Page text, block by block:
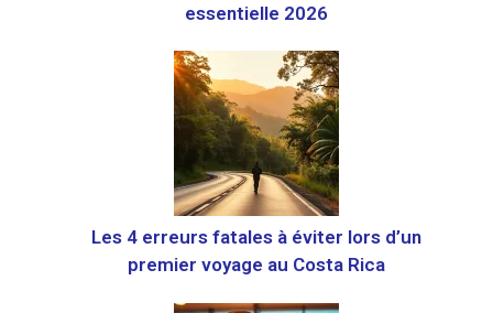
essentielle 2026
Les 4 erreurs fatales à éviter lors d’un
premier voyage au Costa Rica